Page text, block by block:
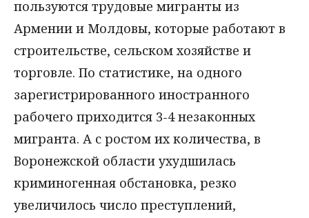
пользуются трудовые мигранты из
Армении и Молдовы, которые работают в
строительстве, сельском хозяйстве и
торговле. По статистике, на одного
зарегистрированного иностранного
рабочего приходится 3-4 незаконных
мигранта. А с ростом их количества, в
Воронежской области ухудшилась
криминогенная обстановка, резко
увеличилось число преступлений,